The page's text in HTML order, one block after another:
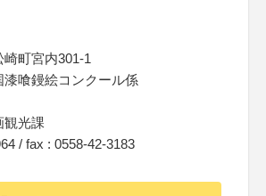
町宮内301-1
喰鏝絵コンクール係
観光課
/ fax : 0558-42-3183